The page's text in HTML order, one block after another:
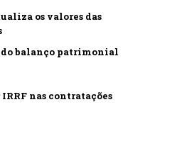
os valores das
do balanço patrimonial
nas contratações